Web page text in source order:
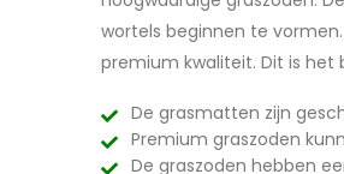
wortels beginnen te
premium kwaliteit. Dit is het
De grasmatten zijn
Premium graszoden
De graszoden hebben